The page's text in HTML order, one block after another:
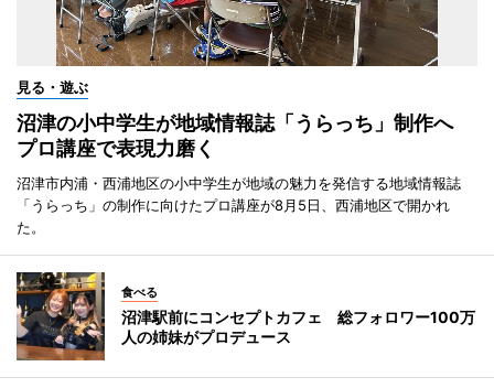
見る・遊ぶ
沼津の小中学生が地域情報誌「うらっち」制作へ
プロ講座で表現力磨く
沼津市内浦・西浦地区の小中学生が地域の魅力を発信する地域情報誌
「うらっち」の制作に向けたプロ講座が8月5日、西浦地区で開かれ
た。
食べる
沼津駅前にコンセプトカフェ 総フォロワー100万
人の姉妹がプロデュース